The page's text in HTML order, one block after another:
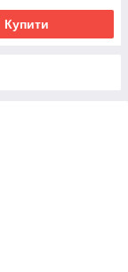
Купити